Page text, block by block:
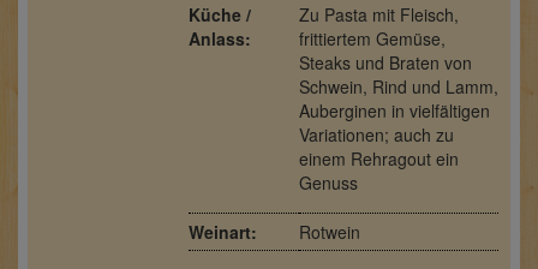
Küche /
Anlass:
Zu Pasta mit Fleisch,
frittiertem Gemüse,
Steaks und Braten von
Schwein, Rind und Lamm,
Auberginen in vielfältigen
Variationen; auch zu
einem Rehragout ein
Genuss
Weinart: Rotwein